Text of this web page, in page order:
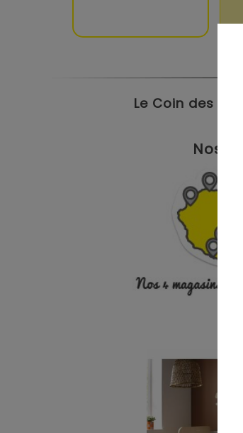
Le Coin des
Nos